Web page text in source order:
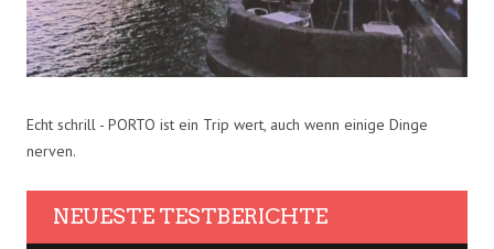
Echt schrill - PORTO ist ein Trip wert, auch wenn einige Dinge
nerven.
NEUESTE TESTBERICHTE